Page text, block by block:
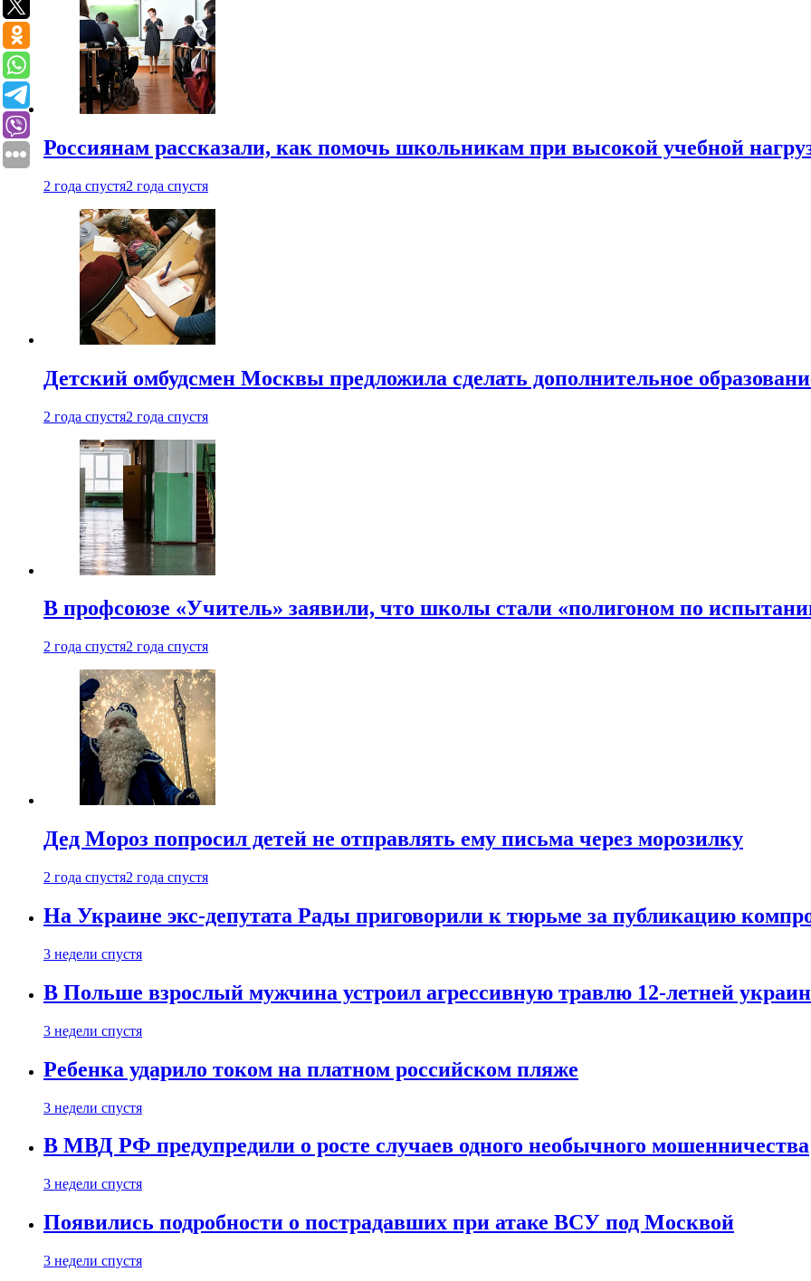
Россиянам рассказали, как помочь школьникам при высокой учебной
2 года спустя2 года спустя
Детский омбудсмен Москвы предложила сделать дополнительное
2 года спустя2 года спустя
В профсоюзе «Учитель» заявили, что школы стали «полигоном по
2 года спустя2 года спустя
Дед Мороз попросил детей не отправлять ему письма через морозилку
2 года спустя2 года спустя
На Украине экс-депутата Рады приговорили к тюрьме за публикацию
3 недели спустя
В Польше взрослый мужчина устроил агрессивную травлю 12-летней
3 недели спустя
Ребенка ударило током на платном российском пляже
3 недели спустя
В МВД РФ предупредили о росте случаев одного необычного мошенничества
3 недели спустя
Появились подробности о пострадавших при атаке ВСУ под Москвой
3 недели спустя